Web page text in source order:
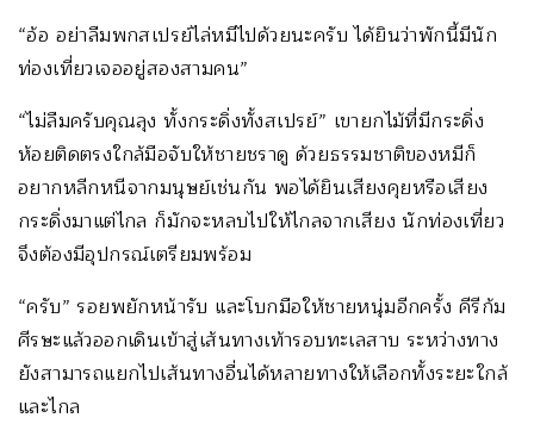
“อ้อ อย่าลืมพกสเปรย์ไล่หมีไปด้วยนะครับ ได้ยินว่าพักนี้มีนัก
ท่องเที่ยวเจออยู่สองสามคน”
“ไม่ลืมครับคุณลุง ทั้งกระดิ่งทั้งสเปรย์” เขายกไม้ที่มีกระดิ่ง
ห้อยติดตรงใกล้มือจับให้ชายชราดู ด้วยธรรมชาติของหมีก็
อยากหลีกหนีจากมนุษย์เช่นกัน พอได้ยินเสียงคุยหรือเสียง
กระดิ่งมาแต่ไกล ก็มักจะหลบไปให้ไกลจากเสียง นักท่องเที่ยว
จึงต้องมีอุปกรณ์เตรียมพร้อม
“ครับ” รอยพยักหน้ารับ และโบกมือให้ชายหนุ่มอีกครั้ง คีรีก้ม
ศีรษะแล้วออกเดินเข้าสู่เส้นทางเท้ารอบทะเลสาบ ระหว่างทาง
ยังสามารถแยกไปเส้นทางอื่นได้หลายทางให้เลือกทั้งระยะใกล้
และไกล